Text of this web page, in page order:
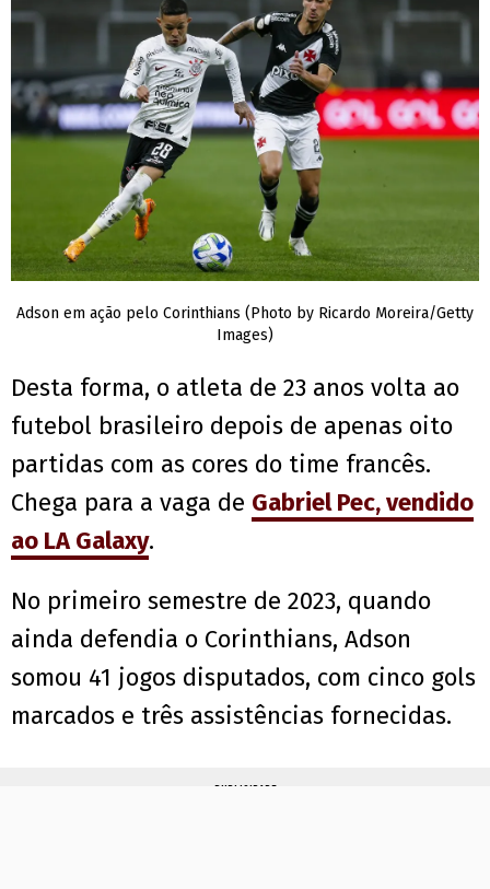
Adson em ação pelo Corinthians (Photo by Ricardo Moreira/Getty
Images)
Desta forma, o atleta de 23 anos volta ao
futebol brasileiro depois de apenas oito
partidas com as cores do time francês.
Chega para a vaga de Gabriel Pec, vendido
ao LA Galaxy.
No primeiro semestre de 2023, quando
ainda defendia o Corinthians, Adson
somou 41 jogos disputados, com cinco gols
marcados e três assistências fornecidas.
PUBLICIDADE